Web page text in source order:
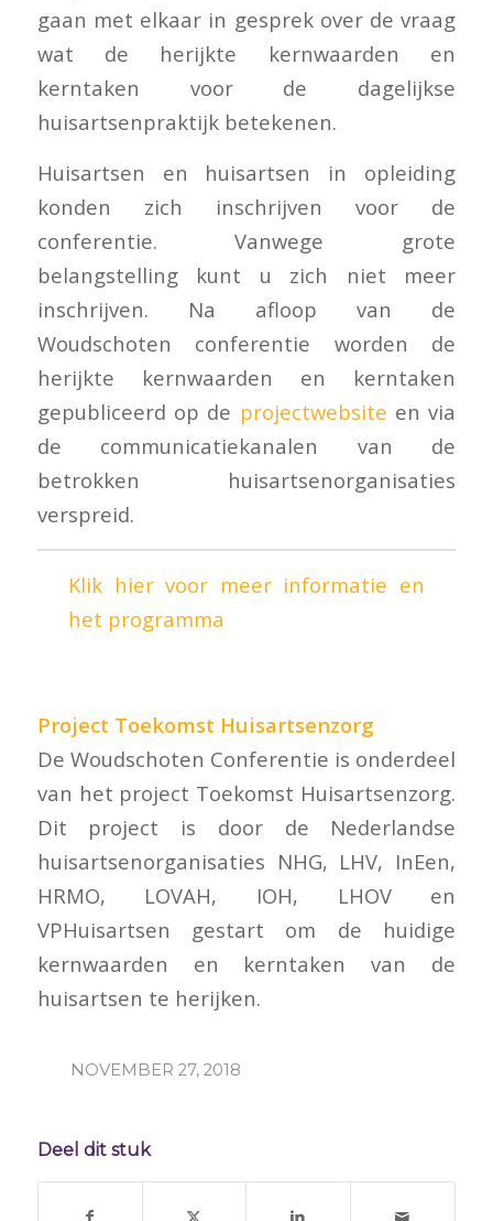
gaan met elkaar in gesprek over de vraag
wat de herijkte kernwaarden en
kerntaken voor de dagelijkse
huisartsenpraktijk betekenen.
Huisartsen en huisartsen in opleiding
konden zich inschrijven voor de
conferentie. Vanwege grote
belangstelling kunt u zich niet meer
inschrijven. Na afloop van de
Woudschoten conferentie worden de
herijkte kernwaarden en kerntaken
gepubliceerd op de projectwebsite en via
de communicatiekanalen van de
betrokken huisartsenorganisaties
verspreid.
Klik hier voor meer informatie en
het programma
Project Toekomst Huisartsenzorg
De Woudschoten Conferentie is onderdeel
van het project Toekomst Huisartsenzorg.
Dit project is door de Nederlandse
huisartsenorganisaties NHG, LHV, InEen,
HRMO, LOVAH, IOH, LHOV en
VPHuisartsen gestart om de huidige
kernwaarden en kerntaken van de
huisartsen te herijken.
NOVEMBER 27, 2018
Deel dit stuk